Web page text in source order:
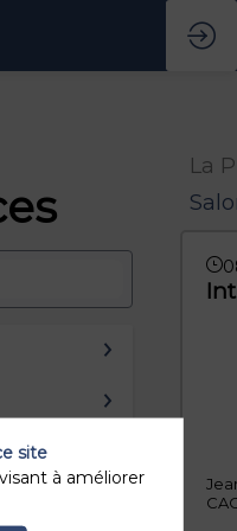
tous les filtres
La
site
à améliorer